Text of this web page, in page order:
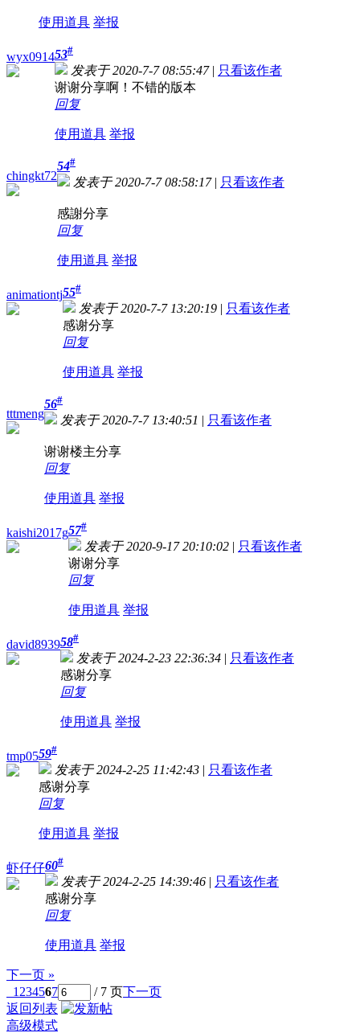
使用道具 举报
wyx091453#
发表于 2020-7-7 08:55:47 | 只看该作者
谢谢分享啊！不错的版本
回复
使用道具 举报
chingkt72
54#
发表于 2020-7-7 08:58:17 | 只看该作者
感謝分享
回复
使用道具 举报
animationtj55#
发表于 2020-7-7 13:20:19 | 只看该作者
感谢分享
回复
使用道具 举报
tttmeng
56#
发表于 2020-7-7 13:40:51 | 只看该作者
谢谢楼主分享
回复
使用道具 举报
kaishi2017g57#
发表于 2020-9-17 20:10:02 | 只看该作者
谢谢分享
回复
使用道具 举报
david893958#
发表于 2024-2-23 22:36:34 | 只看该作者
感谢分享
回复
使用道具 举报
tmp0559#
发表于 2024-2-25 11:42:43 | 只看该作者
感谢分享
回复
使用道具 举报
虾仔仔60#
发表于 2024-2-25 14:39:46 | 只看该作者
感谢分享
回复
使用道具 举报
下一页 »
1 234567 / 7 页下一页
返回列表
高级模式